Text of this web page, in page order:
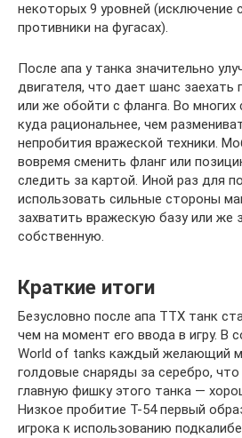
некоторых 9 уровней (исключение
противники на фугасах).
После апа у танка значительно
двигателя, что дает шанс заехать
или же обойти с фланга. Во многих
куда рациональнее, чем
непробития вражеской техники.
вовремя сменить фланг или
следить за картой. Иной раз для
использовать сильные стороны
захватить вражескую базу или же
собственную.
Краткие итоги
Безусловно после апа ТТХ танк
чем на момент его ввода в игру. В
World of tanks каждый желающий
голдовые снаряды за серебро,
главную фишку этого танка —
Низкое пробитие Т-54 первый
игрока к использованию